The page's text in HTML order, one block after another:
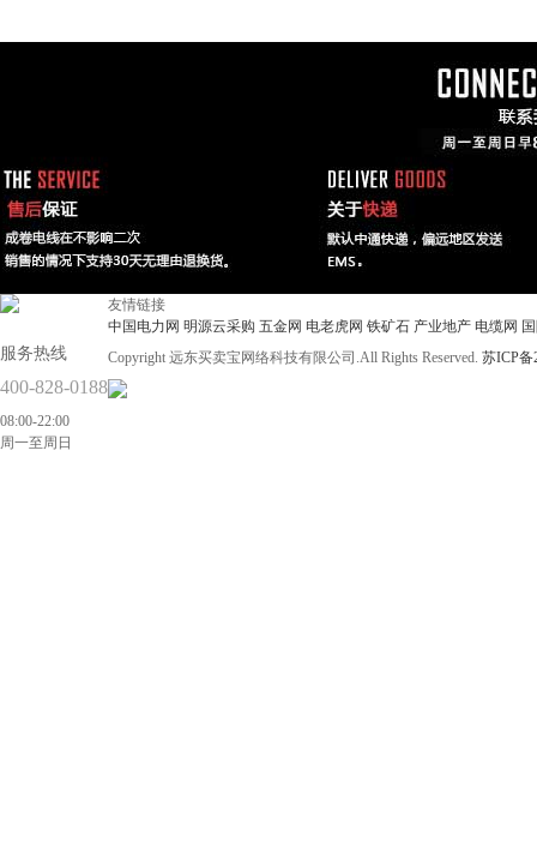
服务热线
400-828-0188
08:00-22:00
周一至周日
友情链接
中国电力网 明源云采购 五金网 电老虎网 铁矿石 产业地产 电缆网
Copyright 远东买卖宝网络科技有限公司.All Rights Reserved. 苏ICP备